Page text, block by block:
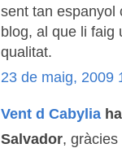
sent tan espanyol
blog, al que li faig
qualitat.
23 de maig, 2009
Vent d Cabylia
Salvador,